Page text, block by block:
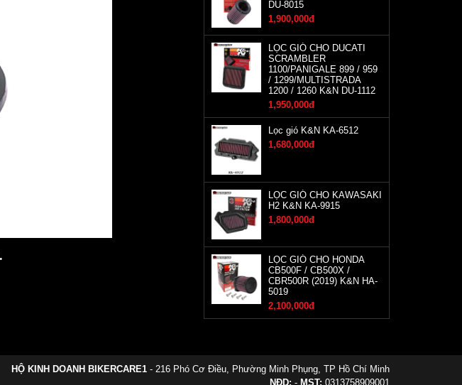
DU-8015
1,900,000đ
LỌC GIÓ CHO DUCATI
SCRAMBLER
1100/PANIGALE 899 / 959
/ 1299/MULTISTRADA
1200 / 1260 K&N DU-1112
1,950,000đ
Lọc gió K&N KA-6512
1,680,000đ
LỌC GIÓ CHO KAWASAKI
H2 K&N KA-9915
1,800,000đ
LỌC GIÓ CHO HONDA
CB500F / CB500X /
CBR500R (2019) K&N HA-
5019
2,100,000đ
HỘ KINH DOANH BIKERCARE1 - 216 Phó Cơ Điều, Phường Minh Phụng, TP Hồ Chí Minh
NĐD: - MST: 0313758909001